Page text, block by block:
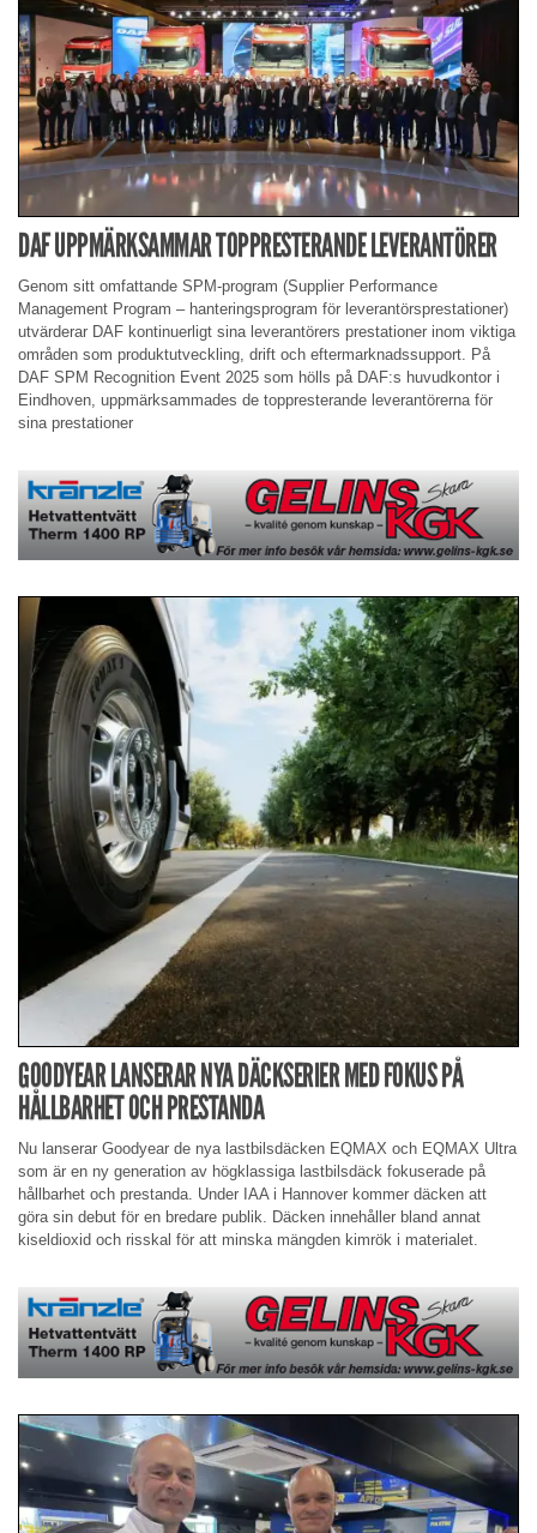
DAF UPPMÄRKSAMMAR TOPPRESTERANDE LEVERANTÖRER
Genom sitt omfattande SPM-program (Supplier Performance
Management Program – hanteringsprogram för leverantörsprestationer)
utvärderar DAF kontinuerligt sina leverantörers prestationer inom viktiga
områden som produktutveckling, drift och eftermarknadssupport. På
DAF SPM Recognition Event 2025 som hölls på DAF:s huvudkontor i
Eindhoven, uppmärksammades de toppresterande leverantörerna för
sina prestationer
GOODYEAR LANSERAR NYA DÄCKSERIER MED FOKUS PÅ
HÅLLBARHET OCH PRESTANDA
Nu lanserar Goodyear de nya lastbilsdäcken EQMAX och EQMAX Ultra
som är en ny generation av högklassiga lastbilsdäck fokuserade på
hållbarhet och prestanda. Under IAA i Hannover kommer däcken att
göra sin debut för en bredare publik. Däcken innehåller bland annat
kiseldioxid och risskal för att minska mängden kimrök i materialet.